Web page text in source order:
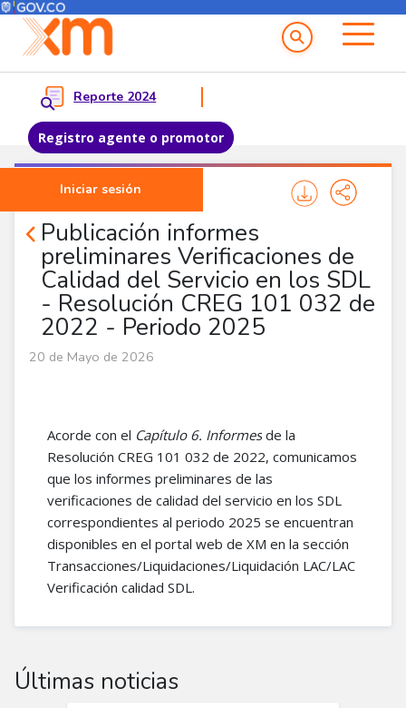
Pasar al contenido principal
Menú del Usuario
Reporte 2024
Registro agente o promotor
Iniciar sesión
Menu principal
Publicación informes
preliminares Verificaciones de
Calidad del Servicio en los SDL
- Resolución CREG 101 032 de
2022 - Periodo 2025
Noticias Agentes
20 de Mayo de 2026
Acorde con el Capítulo 6. Informes de la
Resolución CREG 101 032 de 2022, comunicamos
que los informes preliminares de las
verificaciones de calidad del servicio en los SDL
correspondientes al periodo 2025 se encuentran
disponibles en el portal web de XM en la sección
Transacciones/Liquidaciones/Liquidación LAC/LAC
Verificación calidad SDL.
Últimas noticias